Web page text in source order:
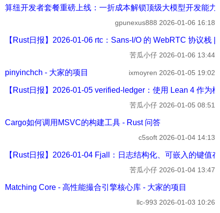
算纽开发者套餐重磅上线：一折成本解锁顶级大模型开发能力
gpunexus888 2026-01-06 16:18
【Rust日报】2026-01-06 rtc：Sans-I/O 的 WebRTC 协议栈
苦瓜小仔 2026-01-06 13:44
pinyinchch - 大家的项目 ixmoyren 2026-01-05 19:02
【Rust日报】2026-01-05 verified-ledger：使用 Lean 4 作为
苦瓜小仔 2026-01-05 08:51
Cargo如何调用MSVC的构建工具 - Rust 问答
c5soft 2026-01-04 14:13
【Rust日报】2026-01-04 Fjall：日志结构化、可嵌入的键值
苦瓜小仔 2026-01-04 13:47
Matching Core - 高性能撮合引擎核心库 - 大家的项目
llc-993 2026-01-03 10:26